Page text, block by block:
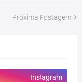
Próxima Postagem
Instagram